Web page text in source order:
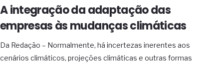
com tipologia de giro para as
apenas reage aos problemas?
a frio in situ com emulsão
A integração da adaptação das
empresas às mudanças climáticas
Da Redação – Normalmente, há incertezas inerentes aos
cenários climáticos, projeções climáticas e outras formas